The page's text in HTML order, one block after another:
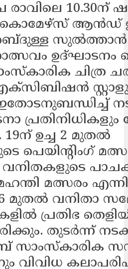
രാവിലെ 10.30ന്
ആന്‍ഡ്
ഉദ്ഘാടനം
ചിത്ര
പ്രതിനിധികളും
ഉച്ച 2 മുതല്‍
പെയിന്റിംഗ്
മത്സരം
മുതല്‍ വനിതാ
പ്രതിഭ
തുടര്‍ന്ന്
വിവിധ